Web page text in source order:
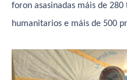
foron asasinadas máis de
humanitarios e máis de 500